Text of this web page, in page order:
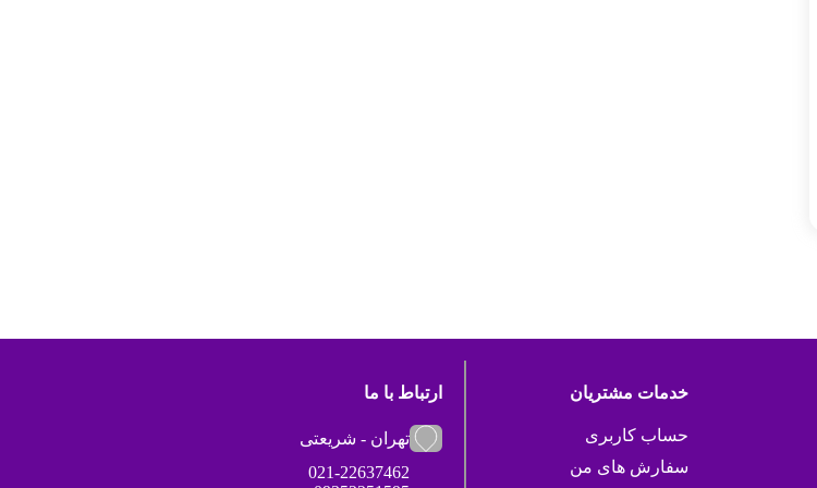
خدمات مشتریان
حساب کاربری
سفارش های من
ارتباط با ما
تهران - شریعتی
021-22637462